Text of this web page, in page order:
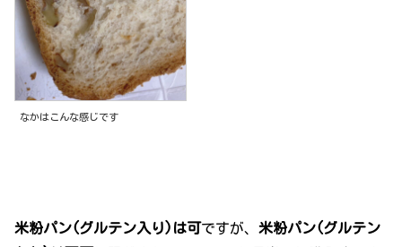
なかはこんな感じです
米粉パン(グルテン入り)は可ですが、 米粉パン(グルテン